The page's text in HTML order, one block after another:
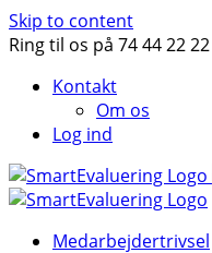
Skip to content
Ring til os på 74 44 22 22
Kontakt
Om os
Log ind
Medarbejdertrivsel